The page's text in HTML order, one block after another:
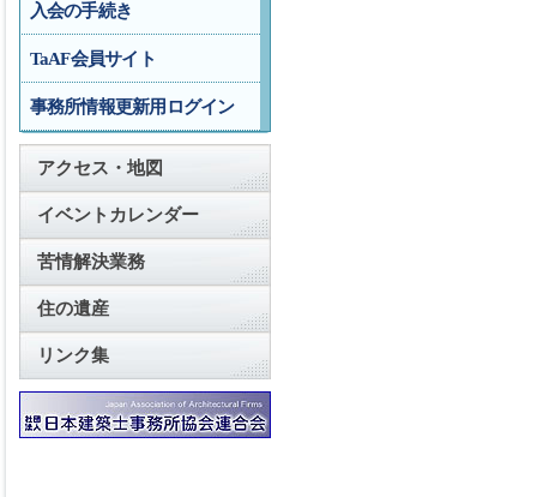
入会の手続き
TaAF会員サイト
事務所情報更新用ログイン
アクセス・地図
イベントカレンダー
苦情解決業務
住の遺産
リンク集